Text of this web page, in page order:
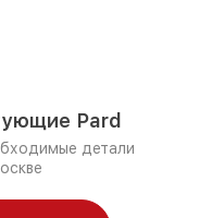
Pard
детали